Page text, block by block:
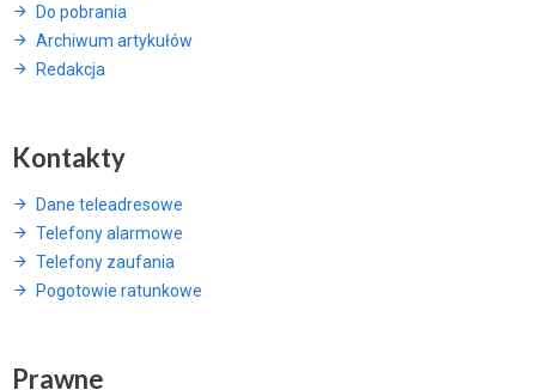
Do pobrania
Archiwum artykułów
Redakcja
Kontakty
Dane teleadresowe
Telefony alarmowe
Telefony zaufania
Pogotowie ratunkowe
Prawne